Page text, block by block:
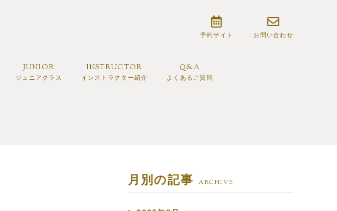
予約サイト お問い合わせ
JUNIOR
ジュニアクラス
INSTRUCTOR
インストラクター紹介
Q&A
よくあるご質問
月別の記事 ARCHIVE